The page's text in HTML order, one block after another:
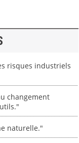
risques industriels
changement
naturelle."